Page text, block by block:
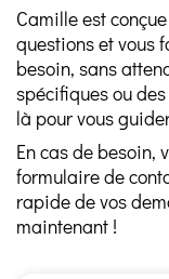
Camille est
questions et vous
besoin, sans
spécifiques ou
là pour vous
En cas de besoin,
formulaire de
rapide de vos
maintenant !